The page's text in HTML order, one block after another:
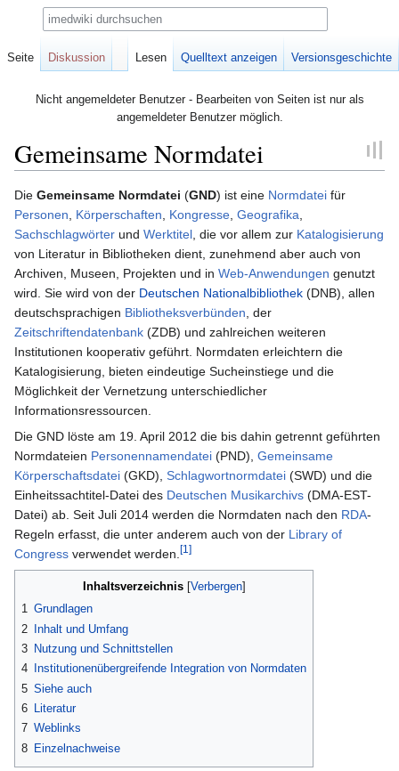
Nicht angemeldeter Benutzer - Bearbeiten von Seiten ist nur als
angemeldeter Benutzer möglich.
Gemeinsame Normdatei
Zur
Navigation
springen
Zur
Suche
springen
Die Gemeinsame Normdatei (GND) ist eine Normdatei für
Personen, Körperschaften, Kongresse, Geografika,
Sachschlagwörter und Werktitel, die vor allem zur Katalogisierung
von Literatur in Bibliotheken dient, zunehmend aber auch von
Archiven, Museen, Projekten und in Web-Anwendungen genutzt
wird. Sie wird von der Deutschen Nationalbibliothek (DNB), allen
deutschsprachigen Bibliotheksverbünden, der
Zeitschriftendatenbank (ZDB) und zahlreichen weiteren
Institutionen kooperativ geführt. Normdaten erleichtern die
Katalogisierung, bieten eindeutige Sucheinstiege und die
Möglichkeit der Vernetzung unterschiedlicher
Informationsressourcen.
Die GND löste am 19. April 2012 die bis dahin getrennt geführten
Normdateien Personennamendatei (PND), Gemeinsame
Körperschaftsdatei (GKD), Schlagwortnormdatei (SWD) und die
Einheitssachtitel-Datei des Deutschen Musikarchivs (DMA-EST-
Datei) ab. Seit Juli 2014 werden die Normdaten nach den RDA-
Regeln erfasst, die unter anderem auch von der Library of
Congress verwendet werden.[1]
Inhaltsverzeichnis
1 Grundlagen
2 Inhalt und Umfang
3 Nutzung und Schnittstellen
4
Institutionenübergreifende Integration von Normdaten
5 Siehe auch
6
Literatur
7 Weblinks
8 Einzelnachweise
Seite Diskussion Lesen Quelltext anzeigen Versionsgeschichte
Suche